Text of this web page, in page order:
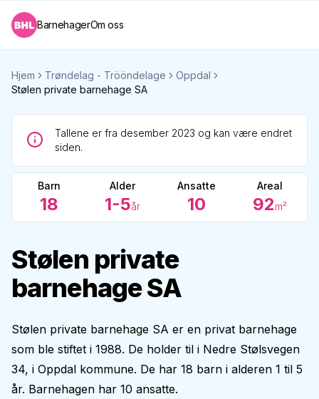
BarnehagerOm oss
Hjem Trøndelag - Trööndelage
Oppdal
Stølen private barnehage SA
Tallene er fra desember 2023 og kan være endret
siden.
Barn
18
Alder
1-5år
Ansatte
10
Areal
92m²
Stølen private
barnehage SA
Stølen private barnehage SA er en privat barnehage
som ble stiftet i 1988. De holder til i Nedre Stølsvegen
34, i Oppdal kommune. De har 18 barn i alderen 1 til 5
år. Barnehagen har 10 ansatte.